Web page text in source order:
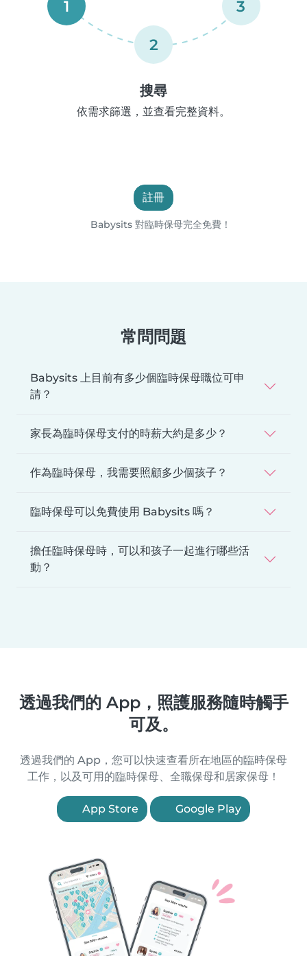
1
2
3
搜尋
依需求篩選，並查看完整資料。
註冊
Babysits 對臨時保母完全免費！
常問問題
Babysits 上目前有多少個臨時保母職位可申
請？
家長為臨時保母支付的時薪大約是多少？
作為臨時保母，我需要照顧多少個孩子？
臨時保母可以免費使用 Babysits 嗎？
擔任臨時保母時，可以和孩子一起進行哪些活
動？
透過我們的 App，照護服務隨時觸手
可及。
透過我們的 App，您可以快速查看所在地區的臨時保母
工作，以及可用的臨時保母、全職保母和居家保母！
App Store Google Play